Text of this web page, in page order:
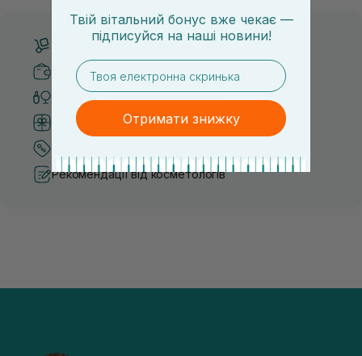
Безкоштовна доставка від 3000 UAH
Безпечні способи оплати
Тільки оригінальна косметика
Система бонусів та лояльності
Рекомендації від косметологів
Твій вітальний бонус вже чекає —
підписуйся на наші новини!
email
Отримати знижку